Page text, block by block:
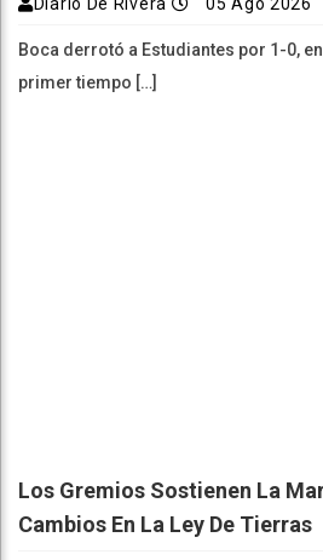
Diario De Rivera 05 Ago 2026
Boca derrotó a Estudiantes por 1-0,
primer tiempo […]
Los Gremios Sostienen La
Cambios En La Ley De Tierras